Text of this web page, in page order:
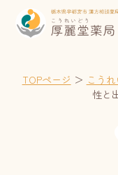
TOPページ ＞ こう
性と